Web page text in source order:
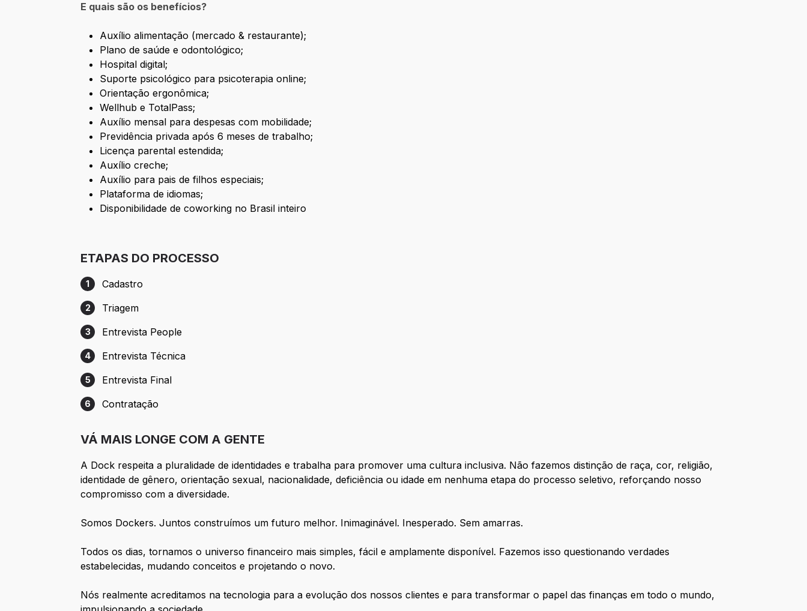
E quais são os benefícios?
Auxílio alimentação (mercado & restaurante);
Plano de saúde e odontológico;
Hospital digital;
Suporte psicológico para psicoterapia online;
Orientação ergonômica;
Wellhub e TotalPass;
Auxílio mensal para despesas com mobilidade;
Previdência privada após 6 meses de trabalho;
Licença parental estendida;
Auxílio creche;
Auxílio para pais de filhos especiais;
Plataforma de idiomas;
Disponibilidade de coworking no Brasil inteiro
ETAPAS DO PROCESSO
Etapa 1: Cadastro
1 Cadastro
Etapa 2: Triagem
2 Triagem
Etapa 3: Entrevista People
3 Entrevista People
Etapa 4: Entrevista Técnica
4 Entrevista Técnica
Etapa 5: Entrevista Final
5 Entrevista Final
Etapa 6: Contratação
6 Contratação
VÁ MAIS LONGE COM A GENTE
A Dock respeita a pluralidade de identidades e trabalha para promover uma cultura inclusiva. Não fazemos distinção de raça, cor, religião,
identidade de gênero, orientação sexual, nacionalidade, deficiência ou idade em nenhuma etapa do processo seletivo, reforçando nosso
compromisso com a diversidade.
Somos Dockers. Juntos construímos um futuro melhor. Inimaginável. Inesperado. Sem amarras.
Todos os dias, tornamos o universo financeiro mais simples, fácil e amplamente disponível. Fazemos isso questionando verdades
estabelecidas, mudando conceitos e projetando o novo.
Nós realmente acreditamos na tecnologia para a evolução dos nossos clientes e para transformar o papel das finanças em todo o mundo,